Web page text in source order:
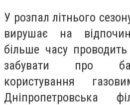
У розпал літнього
вирушає на
більше часу
забувати про
користування
Дніпропетровська